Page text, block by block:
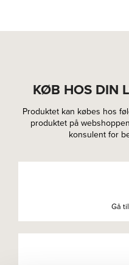
KØB HOS DIN
Produktet kan købes hos
produktet på
konsulent for
Gå